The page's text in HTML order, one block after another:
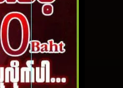
ကာစီနို ဂိမ်း
ကျွဲ စလော့ဂိမ်း
အကောင် ဆုံး
မ်း link